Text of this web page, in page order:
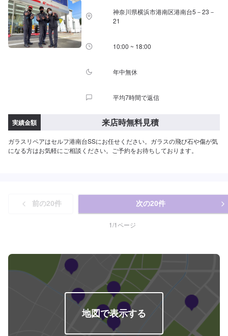
神奈川県横浜市港南区港南台5－23－
21
10:00 ~ 18:00
年中無休
平均7時間で返信
実績金額 来店時無料見積
ガラスリペアはセルフ港南台SSにお任せください。ガラスの飛び石や傷が気
になる方はお気軽にご相談ください。ご予約をお待ちしております。
前の20件 次の20件
1/1ページ
地図で表示する